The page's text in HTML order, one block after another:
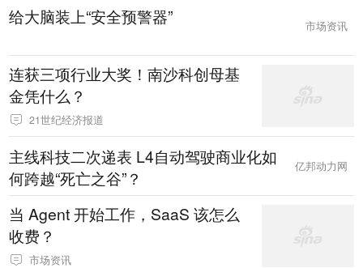
给大脑装上“安全预警器” 市场资讯
连获三项行业大奖！南沙科创母基
金凭什么？
21世纪经济报道
主线科技二次递表 L4自动驾驶商业化如
何跨越“死亡之谷”？
亿邦动力网
当 Agent 开始工作，SaaS 该怎么
收费？
市场资讯